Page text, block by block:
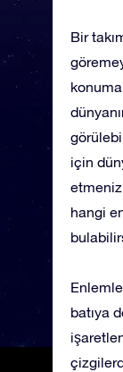
Bir
konuma
için
hangi
batıya